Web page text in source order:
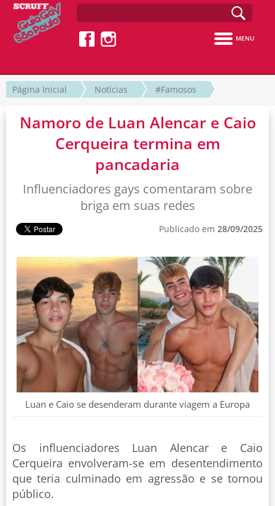
MENU
Página Inicial Notícias #Famosos
Namoro de Luan Alencar e Caio
Cerqueira termina em
pancadaria
Influenciadores gays comentaram sobre
briga em suas redes
Publicado em 28/09/2025
Luan e Caio se desenderam durante viagem a Europa
Os influenciadores Luan Alencar e Caio
Cerqueira envolveram-se em desentendimento
que teria culminado em agressão e se tornou
público.